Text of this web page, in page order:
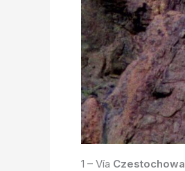
1 – Vía Czestochowa